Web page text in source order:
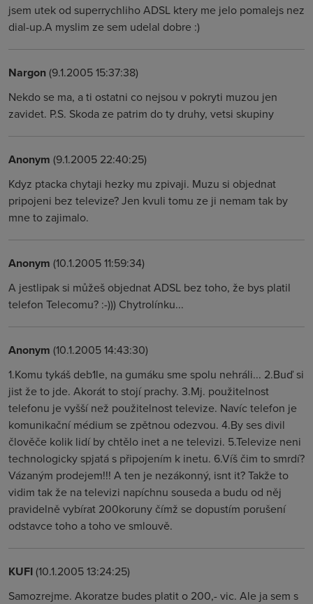
jsem utek od superrychliho ADSL ktery me jelo pomalejs nez
dial-up.A myslim ze sem udelal dobre :)
Nargon(9.1.2005 15:37:38)
Nekdo se ma, a ti ostatni co nejsou v pokryti muzou jen
zavidet. P.S. Skoda ze patrim do ty druhy, vetsi skupiny
Anonym (9.1.2005 22:40:25)
Kdyz ptacka chytaji hezky mu zpivaji. Muzu si objednat
pripojeni bez televize? Jen kvuli tomu ze ji nemam tak by
mne to zajimalo.
Anonym (10.1.2005 11:59:34)
A jestlipak si můžeš objednat ADSL bez toho, že bys platil
telefon Telecomu? :-))) Chytrolínku...
Anonym (10.1.2005 14:43:30)
1.Komu tykáš deb1le, na gumáku sme spolu nehráli... 2.Buď si
jist že to jde. Akorát to stojí prachy. 3.Mj. použitelnost
telefonu je vyšší než použitelnost televize. Navíc telefon je
komunikační médium se zpětnou odezvou. 4.By ses divil
člověče kolik lidí by chtělo inet a ne televizi. 5.Televize neni
technologicky spjatá s připojením k inetu. 6.Víš čim to smrdí?
Vázaným prodejem!!! A ten je nezákonný, isnt it? Takže to
vidim tak že na televizi napíchnu souseda a budu od něj
pravidelně vybírat 200koruny čímž se dopustím porušení
odstavce toho a toho ve smlouvě.
KUFI(10.1.2005 13:24:25)
Samozrejme. Akoratze budes platit o 200,- vic. Ale ja sem s